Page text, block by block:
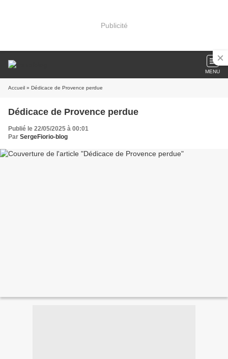
Publicité
MENU
Accueil » Dédicace de Provence perdue
Dédicace de Provence perdue
Publié le 22/05/2025 à 00:01
Par SergeFiorio-blog